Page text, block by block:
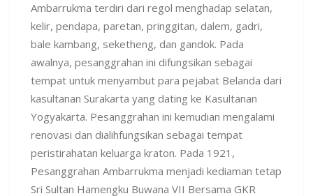
Ambarrukma terdiri dari regol menghadap selatan,
kelir, pendapa, paretan, pringgitan, dalem, gadri,
bale kambang, seketheng, dan gandok. Pada
awalnya, pesanggrahan ini difungsikan sebagai
tempat untuk menyambut para pejabat Belanda dari
kasultanan Surakarta yang dating ke Kasultanan
Yogyakarta. Pesanggrahan ini kemudian mengalami
renovasi dan dialihfungsikan sebagai tempat
peristirahatan keluarga kraton. Pada 1921,
Pesanggrahan Ambarrukma menjadi kediaman tetap
Sri Sultan Hamengku Buwana VII Bersama GKR